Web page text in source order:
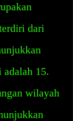
dari
15.
wilayah